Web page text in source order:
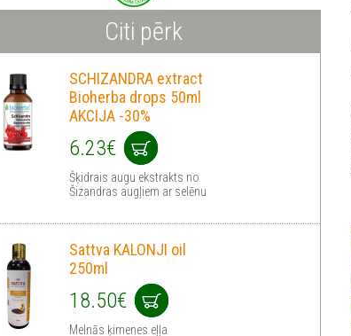
Citi pērk
SCHIZANDRA extract
Bioherba drops 50ml
AKCIJA -30%
6.23€
Šķidrais augu ekstrakts no
Šizandras augļiem ar selēnu
Sattva KALONJI oil
250ml
18.50€
Melnās ķimenes eļļa